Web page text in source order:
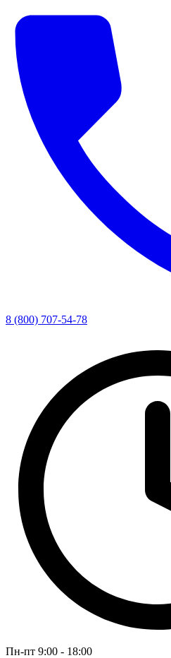
8 (800) 707-54-78
Пн-пт 9:00 - 18:00